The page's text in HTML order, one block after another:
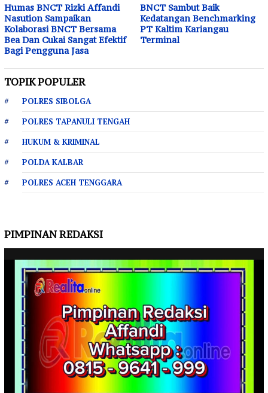
Humas BNCT Rizki Affandi
Nasution Sampaikan
Kolaborasi BNCT Bersama
Bea Dan Cukai Sangat Efektif
Bagi Pengguna Jasa
BNCT Sambut Baik
Kedatangan Benchmarking
PT Kaltim Kariangau
Terminal
TOPIK POPULER
POLRES SIBOLGA
POLRES TAPANULI TENGAH
HUKUM & KRIMINAL
POLDA KALBAR
POLRES ACEH TENGGARA
PIMPINAN REDAKSI